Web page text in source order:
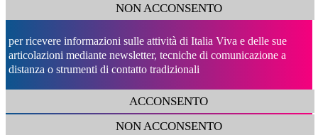
NON ACCONSENTO
per ricevere informazioni sulle attività di Italia Viva e delle sue
articolazioni mediante newsletter, tecniche di comunicazione a
distanza o strumenti di contatto tradizionali
ACCONSENTO
NON ACCONSENTO